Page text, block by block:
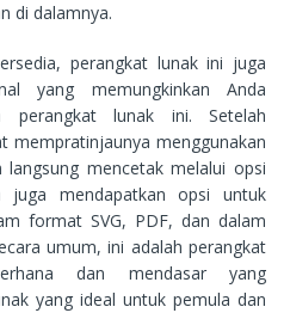
di dalamnya.
perangkat lunak ini juga
yang memungkinkan Anda
perangkat lunak ini. Setelah
mempratinjaunya menggunakan
mencetak melalui opsi
juga mendapatkan opsi untuk
format SVG, PDF, dan dalam
umum, ini adalah perangkat
dan mendasar yang
yang ideal untuk pemula dan